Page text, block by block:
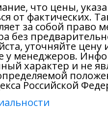
что цены,
от фактических.
за собой право
без
уточняйте цену
у менеджеров.
характер и не
Российской